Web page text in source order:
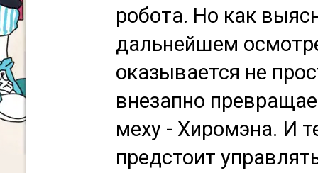
робота. Но как
дальнейшем
оказывается не
внезапно
меху - Хиромэна. И
предстоит